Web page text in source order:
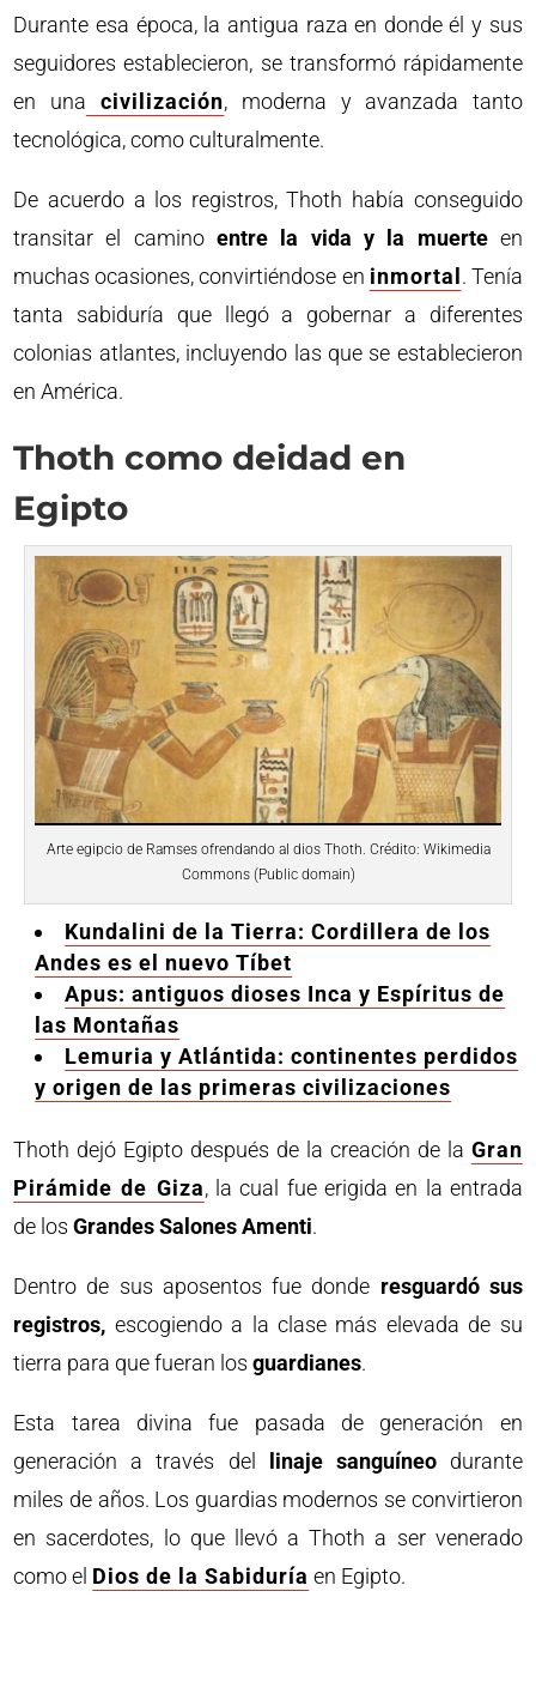
Durante esa época, la antigua raza en donde él y sus
seguidores establecieron, se transformó rápidamente
en una civilización, moderna y avanzada tanto
tecnológica, como culturalmente.
De acuerdo a los registros, Thoth había conseguido
transitar el caminoentre la vida y la muerteen
muchas ocasiones, convirtiéndose en inmortal . Tenía
tanta sabiduría que llegó a gobernar a diferentes
colonias atlantes, incluyendo las que se establecieron
en América.
Thoth como deidad en
Egipto
Arte egipcio de Ramses ofrendando al dios Thoth. Crédito: Wikimedia
Commons (Public domain)
Kundalini de la Tierra: Cordillera de los
Andes es el nuevo Tíbet
Apus: antiguos dioses Inca y Espíritus de
las Montañas
Lemuria y Atlántida: continentes perdidos
y origen de las primeras civilizaciones
Thoth dejó Egipto después de la creación de la Gran
Pirámide de Giza, la cual fue erigida en la entrada
de losGrandes Salones Amenti.
Dentro de sus aposentos fue donde resguardó sus
registros, escogiendo a la clase más elevada de su
tierra para que fueran losguardianes.
Esta tarea divina fue pasada de generación en
generación a través del linaje sanguíneodurante
miles de años. Los guardias modernos se convirtieron
en sacerdotes, lo que llevó a Thoth a ser venerado
como el Dios de la Sabiduría en Egipto.